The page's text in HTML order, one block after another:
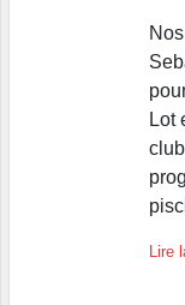
Lot
Lire